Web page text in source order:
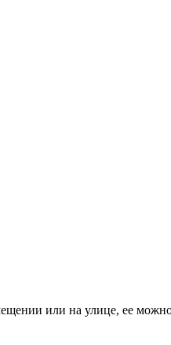
или на улице, ее